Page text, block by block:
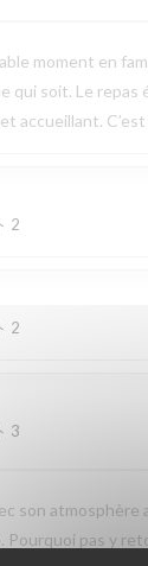
moment en
qui soit. Le
accueillant.
2
2
3
son
Pourquoi pas y